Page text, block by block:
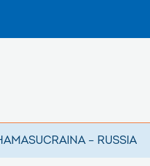
UCRAINA – RUSSIA